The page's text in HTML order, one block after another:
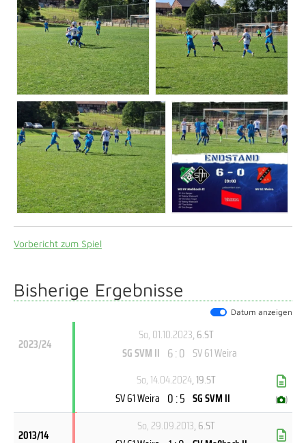
Vorbericht zum Spiel
Bisherige Ergebnisse
Datum anzeigen
2023/24
So, 01.10.2023, 6.ST
SG SVM II 6 : 0 SV 61 Weira
So, 14.04.2024, 19.ST
SV 61 Weira 0 : 5 SG SVM II ( )
2013/14
So, 29.09.2013, 6.ST